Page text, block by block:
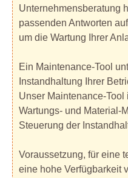
Unternehmensberatung
passenden Antworten
um die Wartung Ihrer
Ein Maintenance-Tool
Instandhaltung Ihrer
Unser Maintenance-
Wartungs- und Material-
Steuerung der
Voraussetzung, für eine
eine hohe Verfügbarkeit